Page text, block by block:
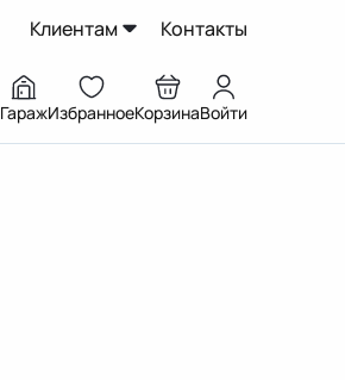
Клиентам Контакты
ГаражИзбранноеКорзинаВойти